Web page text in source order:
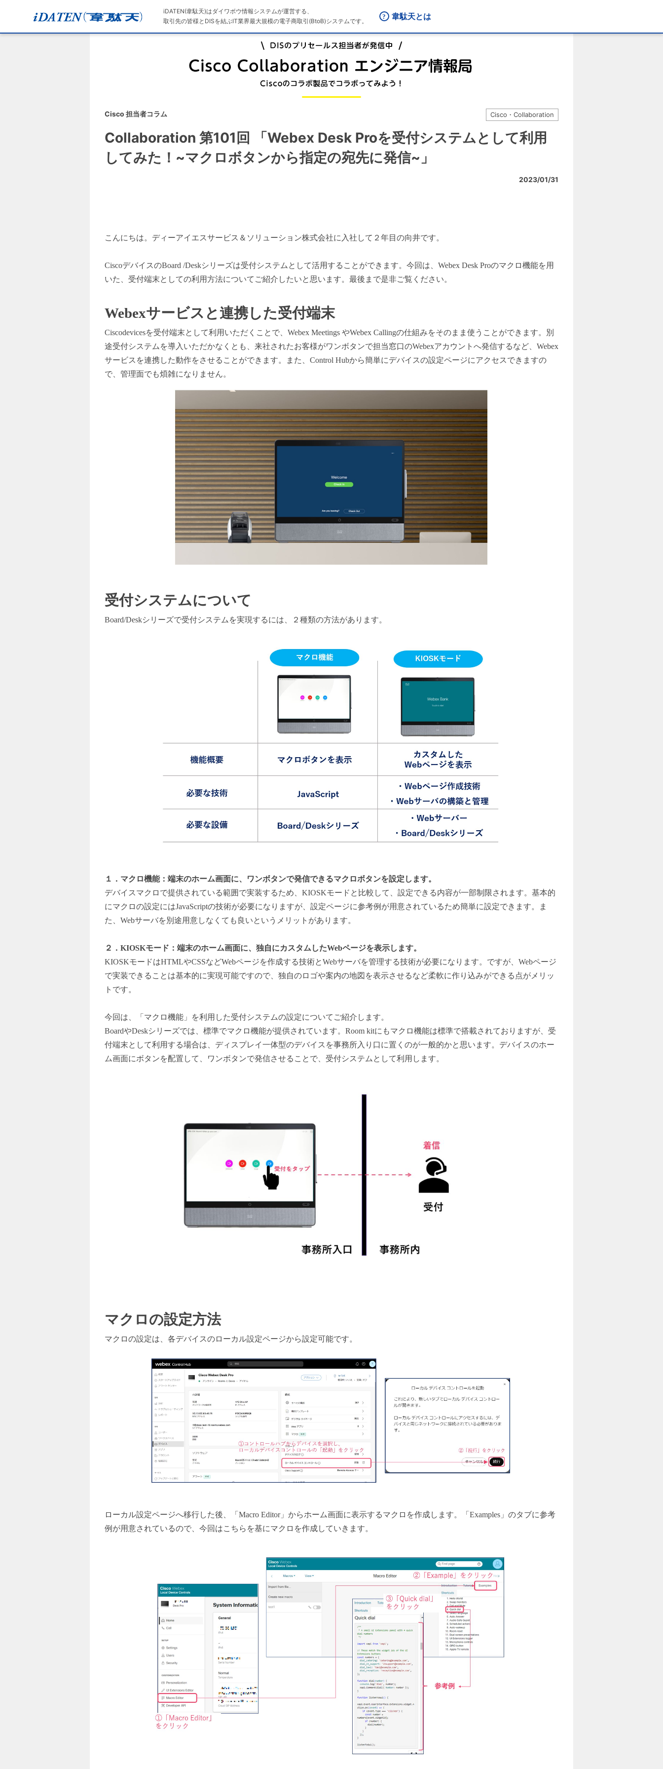
iDATEN(韋駄天)はダイワボウ情報システムが運営する、
取引先の皆様とDISを結ぶIT業界最大規模の電子商取引(BtoB)システムです。
韋駄天とは
Cisco 担当者コラム Cisco・Collaboration
Collaboration 第101回 「Webex Desk Proを受付システムとして利用
してみた！~マクロボタンから指定の宛先に発信~」
2023/01/31
こんにちは。ディーアイエスサービス＆ソリューション株式会社に入社して２年目の向井です。
CiscoデバイスのBoard /Deskシリーズは受付システムとして活用することができます。今回は、Webex Desk Proのマクロ機能を用
いた、受付端末としての利用方法についてご紹介したいと思います。最後まで是非ご覧ください。
Webexサービスと連携した受付端末
Ciscodevicesを受付端末として利用いただくことで、Webex Meetings やWebex Callingの仕組みをそのまま使うことができます。別
途受付システムを導入いただかなくとも、来社されたお客様がワンボタンで担当窓口のWebexアカウントへ発信するなど、Webex
サービスを連携した動作をさせることができます。また、Control Hubから簡単にデバイスの設定ページにアクセスできますの
で、管理面でも煩雑になりません。
受付システムについて
Board/Deskシリーズで受付システムを実現するには、２種類の方法があります。
１．マクロ機能：端末のホーム画面に、ワンボタンで発信できるマクロボタンを設定します。
デバイスマクロで提供されている範囲で実装するため、 KIOSKモードと比較して、設定できる内容が一部制限されます。基本的
にマクロの設定にはJavaScriptの技術が必要になりますが、設定ページに参考例が用意されているため簡単に設定できます。ま
た、Webサーバを別途用意しなくても良いというメリットがあります。
２．KIOSKモード：端末のホーム画面に、独自にカスタムしたWebページを表示します。
KIOSKモードはHTMLやCSSなどWebページを作成する技術とWebサーバを管理する技術が必要になります。ですが、Webページ
で実装できることは基本的に実現可能ですので、独自のロゴや案内の地図を表示させるなど柔軟に作り込みができる点がメリッ
トです。
今回は、「マクロ機能」を利用した受付システムの設定についてご紹介します。
BoardやDeskシリーズでは、標準でマクロ機能が提供されています。Room kitにもマクロ機能は標準で搭載されておりますが、受
付端末として利用する場合は、ディスプレイ一体型のデバイスを事務所入り口に置くのが一般的かと思います。デバイスのホー
ム画面にボタンを配置して、ワンボタンで発信させることで、受付システムとして利用します。
マクロの設定方法
マクロの設定は、各デバイスのローカル設定ページから設定可能です。
ローカル設定ページへ移行した後、「Macro Editor」からホーム画面に表示するマクロを作成します。「Examples」のタブに参考
例が用意されているので、今回はこちらを基にマクロを作成していきます。